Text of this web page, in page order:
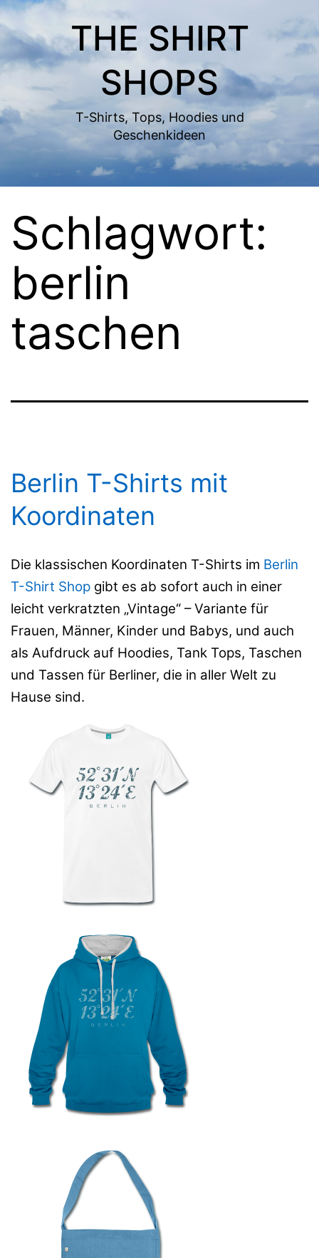
Zum
Inhalt
springen
THE SHIRT
SHOPS
T-Shirts, Tops, Hoodies und
Geschenkideen
Schlagwort:
berlin
taschen
Berlin T-Shirts mit
Koordinaten
Die klassischen Koordinaten T-Shirts im Berlin
T-Shirt Shop gibt es ab sofort auch in einer
leicht verkratzten „Vintage“ – Variante für
Frauen, Männer, Kinder und Babys, und auch
als Aufdruck auf Hoodies, Tank Tops, Taschen
und Tassen für Berliner, die in aller Welt zu
Hause sind.